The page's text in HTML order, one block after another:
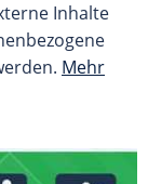
Inhalte
Mehr